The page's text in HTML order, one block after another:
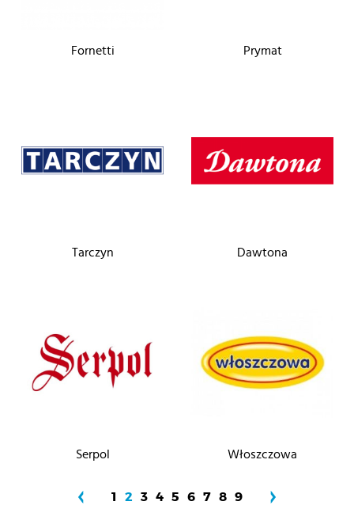
Fornetti Prymat
Tarczyn Dawtona
Serpol Włoszczowa
1 2 3 4 5 6 7 8 9